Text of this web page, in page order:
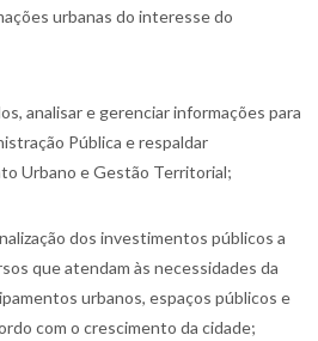
urbanas do interesse do
analisar e gerenciar informações para
Pública e respaldar
Urbano e Gestão Territorial;
dos investimentos públicos a
que atendam às necessidades da
urbanos, espaços públicos e
com o crescimento da cidade;